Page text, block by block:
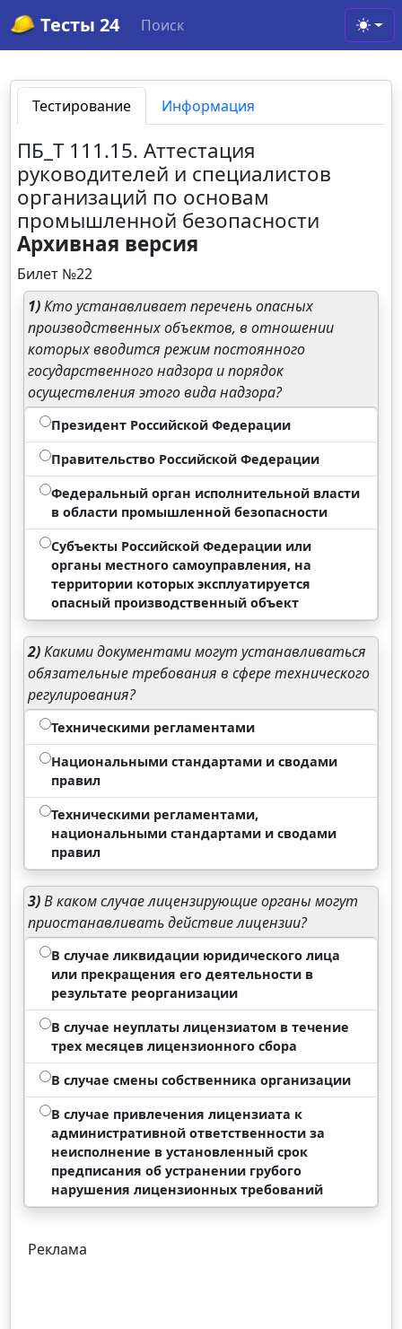
Тесты 24 Поиск
Тестирование Информация
ПБ_Т 111.15. Аттестация
руководителей и специалистов
организаций по основам
промышленной безопасности
Архивная версия
Билет №22
1)Кто устанавливает перечень опасных
производственных объектов, в отношении
которых вводится режим постоянного
государственного надзора и порядок
осуществления этого вида надзора?
Президент Российской Федерации
Правительство Российской Федерации
Федеральный орган исполнительной власти
в области промышленной безопасности
Субъекты Российской Федерации или
органы местного самоуправления, на
территории которых эксплуатируется
опасный производственный объект
2)Какими документами могут устанавливаться
обязательные требования в сфере технического
регулирования?
Техническими регламентами
Национальными стандартами и сводами
правил
Техническими регламентами,
национальными стандартами и сводами
правил
3)В каком случае лицензирующие органы могут
приостанавливать действие лицензии?
В случае ликвидации юридического лица
или прекращения его деятельности в
результате реорганизации
В случае неуплаты лицензиатом в течение
трех месяцев лицензионного сбора
В случае смены собственника организации
В случае привлечения лицензиата к
административной ответственности за
неисполнение в установленный срок
предписания об устранении грубого
нарушения лицензионных требований
Реклама